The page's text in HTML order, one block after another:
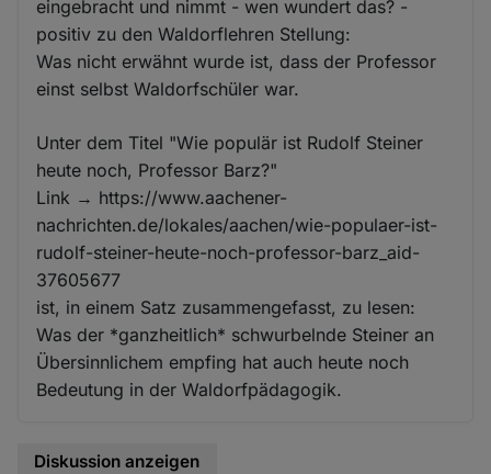
eingebracht und nimmt - wen wundert das? -
positiv zu den Waldorflehren Stellung:
Was nicht erwähnt wurde ist, dass der Professor
einst selbst Waldorfschüler war.
Unter dem Titel "Wie populär ist Rudolf Steiner
heute noch, Professor Barz?"
Link → https://www.aachener-
nachrichten.de/lokales/aachen/wie-populaer-ist-
rudolf-steiner-heute-noch-professor-barz_aid-
37605677
ist, in einem Satz zusammengefasst, zu lesen:
Was der *ganzheitlich* schwurbelnde Steiner an
Übersinnlichem empfing hat auch heute noch
Bedeutung in der Waldorfpädagogik.
Diskussion anzeigen